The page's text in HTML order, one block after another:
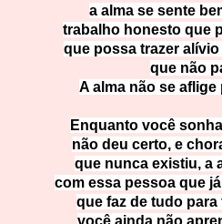
a alma se sente
trabalho honesto que
que possa trazer
que não
A alma não se
Enquanto você
não deu certo, e
que nunca existiu, a
com essa pessoa que
que faz de tudo para
você ainda não